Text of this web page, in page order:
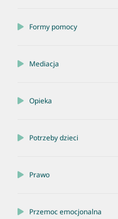
Formy pomocy
Mediacja
Opieka
Potrzeby dzieci
Prawo
Przemoc emocjonalna